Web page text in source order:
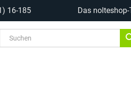
16-185 Das